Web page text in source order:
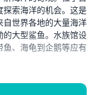
索海洋的机会。这是
世界各地的大量海洋
大型鲨鱼。水族馆设
、海龟到企鹅等应有
隧道行走。这让游客获